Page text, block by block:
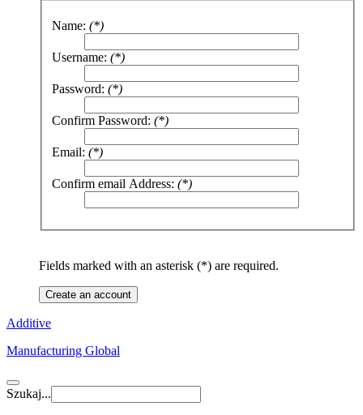
Name: (*)
Username: (*)
Password: (*)
Confirm Password: (*)
Email: (*)
Confirm email Address: (*)
Fields marked with an asterisk (*) are required.
Create an account
Additive
Manufacturing Global
Szukaj...